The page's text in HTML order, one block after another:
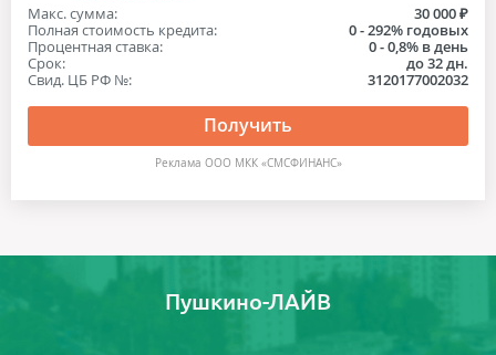
Макс. сумма:
30 000 ₽
Полная стоимость кредита:
0 - 292% годовых
Процентная ставка:
0 - 0,8% в день
Срок:
до 32 дн.
Свид. ЦБ РФ №:
3120177002032
Получить
Реклама ООО МКК «СМСФИНАНС»
Пушкино-ЛАЙВ